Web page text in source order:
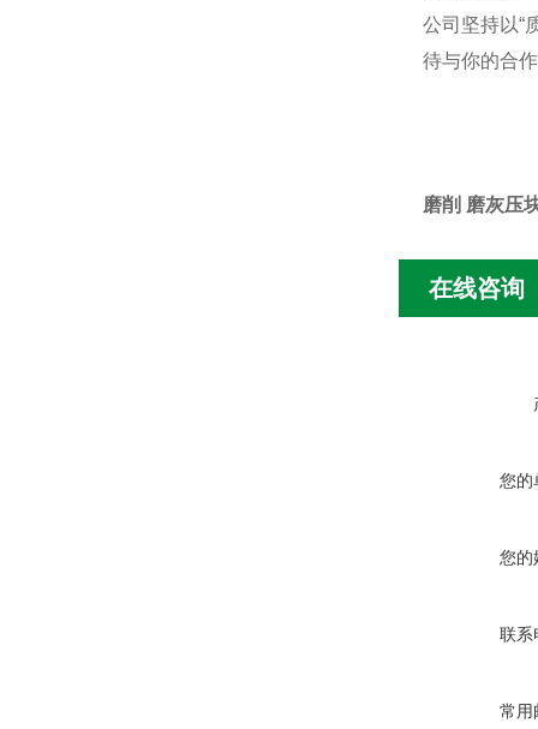
公司坚持以“
待与你的合
磨削 磨灰压
在线咨询
您的
您的
联系
常用